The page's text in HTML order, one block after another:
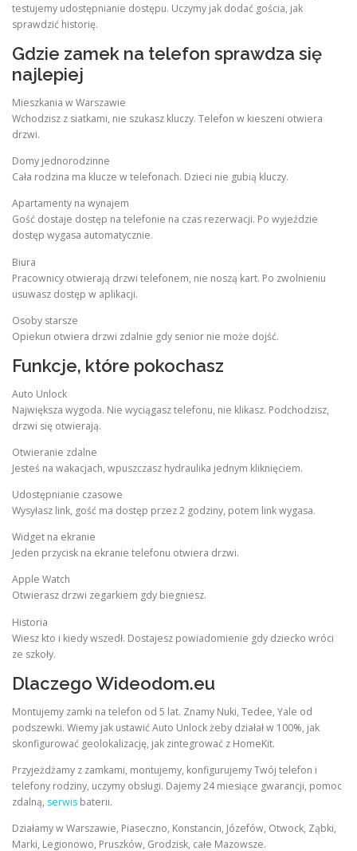
testujemy udostępnianie dostępu. Uczymy jak dodać gościa, jak
sprawdzić historię.
Gdzie zamek na telefon sprawdza się
najlepiej
Mieszkania w Warszawie
Wchodzisz z siatkami, nie szukasz kluczy. Telefon w kieszeni otwiera
drzwi.
Domy jednorodzinne
Cała rodzina ma klucze w telefonach. Dzieci nie gubią kluczy.
Apartamenty na wynajem
Gość dostaje dostęp na telefonie na czas rezerwacji. Po wyjeździe
dostęp wygasa automatycznie.
Biura
Pracownicy otwierają drzwi telefonem, nie noszą kart. Po zwolnieniu
usuwasz dostęp w aplikacji.
Osoby starsze
Opiekun otwiera drzwi zdalnie gdy senior nie może dojść.
Funkcje, które pokochasz
Auto Unlock
Największa wygoda. Nie wyciągasz telefonu, nie klikasz. Podchodzisz,
drzwi się otwierają.
Otwieranie zdalne
Jesteś na wakacjach, wpuszczasz hydraulika jednym kliknięciem.
Udostępnianie czasowe
Wysyłasz link, gość ma dostęp przez 2 godziny, potem link wygasa.
Widget na ekranie
Jeden przycisk na ekranie telefonu otwiera drzwi.
Apple Watch
Otwierasz drzwi zegarkiem gdy biegniesz.
Historia
Wiesz kto i kiedy wszedł. Dostajesz powiadomienie gdy dziecko wróci
ze szkoły.
Dlaczego Wideodom.eu
Montujemy zamki na telefon od 5 lat. Znamy Nuki, Tedee, Yale od
podszewki. Wiemy jak ustawić Auto Unlock żeby działał w 100%, jak
skonfigurować geolokalizację, jak zintegrować z HomeKit.
Przyjeżdżamy z zamkami, montujemy, konfigurujemy Twój telefon i
telefony rodziny, uczymy obsługi. Dajemy 24 miesiące gwarancji, pomoc
zdalną, serwis baterii.
Działamy w Warszawie, Piaseczno, Konstancin, Józefów, Otwock, Ząbki,
Marki, Legionowo, Pruszków, Grodzisk, całe Mazowsze.